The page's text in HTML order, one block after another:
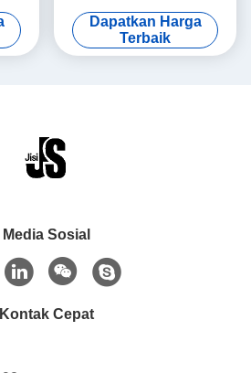
Untuk Makanan Beku
Dapatkan Harga
Terbaik
Media Sosial
Kontak Cepat